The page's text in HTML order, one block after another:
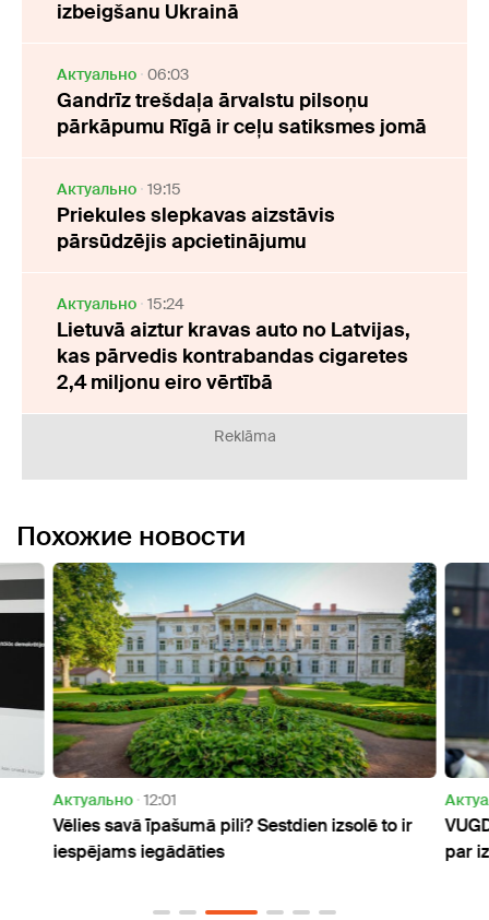
izbeigšanu Ukrainā
Актуально 06:03
Gandrīz trešdaļa ārvalstu pilsoņu
pārkāpumu Rīgā ir ceļu satiksmes jomā
Актуально 19:15
Priekules slepkavas aizstāvis
pārsūdzējis apcietinājumu
Актуально 15:24
Lietuvā aiztur kravas auto no Latvijas,
kas pārvedis kontrabandas cigaretes
2,4 miljonu eiro vērtībā
Reklāma
Похожие новости
Актуально 12:01
Vēlies savā īpašumā pili? Sestdien izsolē to ir
iespējams iegādāties
par